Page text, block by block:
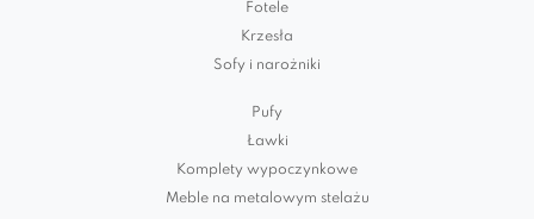
Fotele
Krzesła
Sofy i narożniki
Pufy
Ławki
Komplety wypoczynkowe
Meble na metalowym stelażu